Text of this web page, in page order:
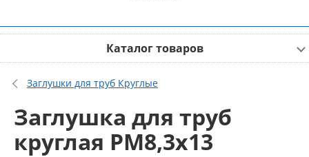
Каталог товаров
Заглушки для труб Круглые
Заглушка для труб
круглая PM8,3x13